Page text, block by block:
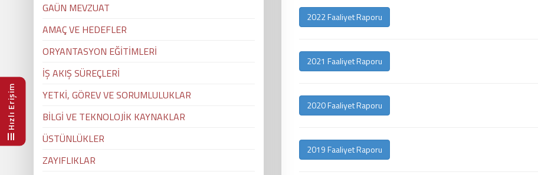
Hızlı Erişim
2022 Faaliyet Raporu
2021 Faaliyet Raporu
2020 Faaliyet Raporu
2019 Faaliyet Raporu
GAÜN MEVZUAT
AMAÇ VE HEDEFLER
ORYANTASYON EĞİTİMLERİ
İŞ AKIŞ SÜREÇLERİ
YETKİ, GÖREV VE SORUMLULUKLAR
BİLGİ VE TEKNOLOJİK KAYNAKLAR
ÜSTÜNLÜKLER
ZAYIFLIKLAR